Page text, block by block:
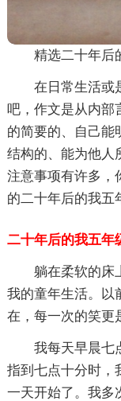
精选二十年后
在日常生活或
吧，作文是从内部
的简要的、自己能
结构的、能为他人
注意事项有许多，
的二十年后的我五
二十年后的我五年
躺在柔软的床
我的童年生活。以
在，每一次的笑更
我每天早晨七
指到七点十分时
一天开始了。我多